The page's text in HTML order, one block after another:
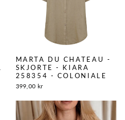
MARTA DU CHATEAU -
SKJORTE - KIARA
258354 - COLONIALE
399,00 kr